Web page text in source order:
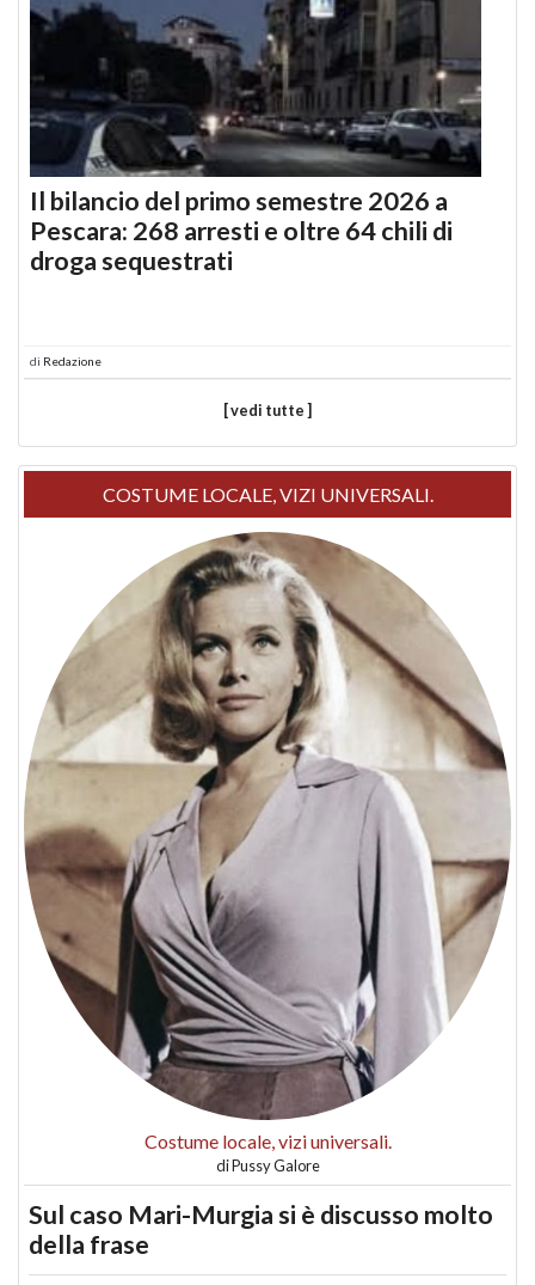
Il bilancio del primo semestre 2026 a
Pescara: 268 arresti e oltre 64 chili di
droga sequestrati
di Redazione
[ vedi tutte ]
COSTUME LOCALE, VIZI UNIVERSALI.
Costume locale, vizi universali.
diPussy Galore
Sul caso Mari-Murgia si è discusso molto
della frase